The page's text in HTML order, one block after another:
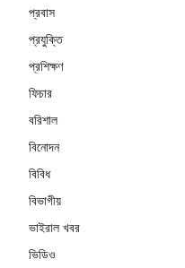
প্রবাস
প্রযুক্তি
প্রশিক্ষণ
ফিচার
বরিশাল
বিনোদন
বিবিধ
বিভাগীয়
ভাইরাল খবর
ভিডিও